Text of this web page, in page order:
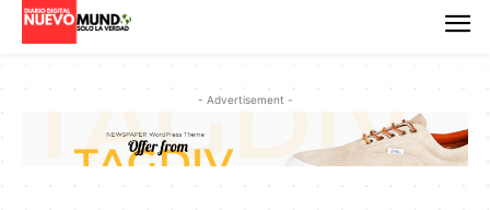
- Advertisement -